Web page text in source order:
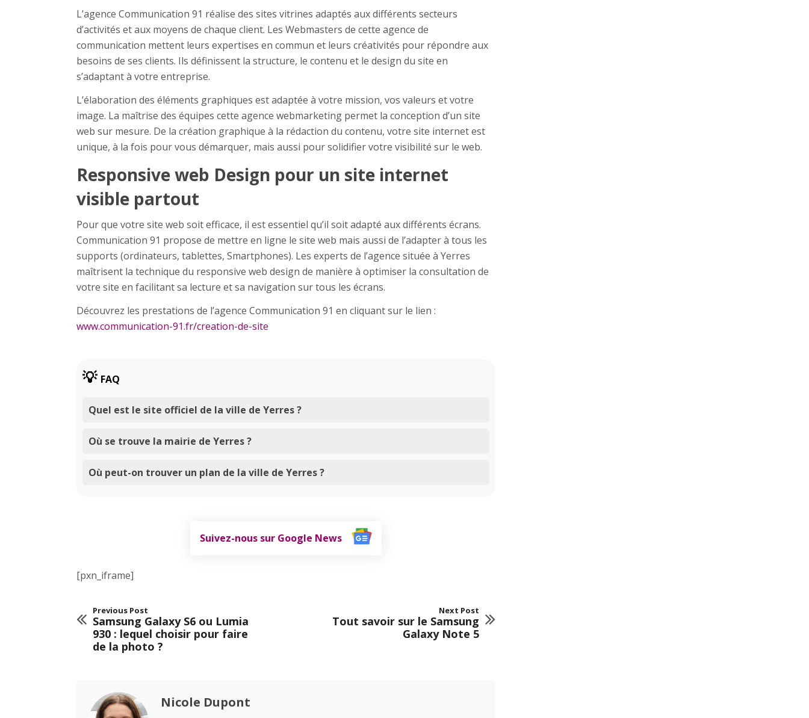
L’agence Communication 91 réalise des sites vitrines adaptés aux différents secteurs
d’activités et aux moyens de chaque client. Les Webmasters de cette agence de
communication mettent leurs expertises en commun et leurs créativités pour répondre aux
besoins de ses clients. Ils définissent la structure, le contenu et le design du site en
s’adaptant à votre entreprise.
L’élaboration des éléments graphiques est adaptée à votre mission, vos valeurs et votre
image. La maîtrise des équipes cette agence webmarketing permet la conception d’un site
web sur mesure. De la création graphique à la rédaction du contenu, votre site internet est
unique, à la fois pour vous démarquer, mais aussi pour solidifier votre visibilité sur le web.
Responsive web Design pour un site internet
visible partout
Pour que votre site web soit efficace, il est essentiel qu’il soit adapté aux différents écrans.
Communication 91 propose de mettre en ligne le site web mais aussi de l’adapter à tous les
supports (ordinateurs, tablettes, Smartphones). Les experts de l’agence située à Yerres
maîtrisent la technique du responsive web design de manière à optimiser la consultation de
votre site en facilitant sa lecture et sa navigation sur tous les écrans.
Découvrez les prestations de l’agence Communication 91 en cliquant sur le lien :
www.communication-91.fr/creation-de-site
FAQ
Quel est le site officiel de la ville de Yerres ?
Où se trouve la mairie de Yerres ?
Où peut-on trouver un plan de la ville de Yerres ?
Suivez-nous sur Google News
[pxn_iframe]
Previous Post
Samsung Galaxy S6 ou Lumia
930 : lequel choisir pour faire
de la photo ?
Next Post
Tout savoir sur le Samsung
Galaxy Note 5
Nicole Dupont